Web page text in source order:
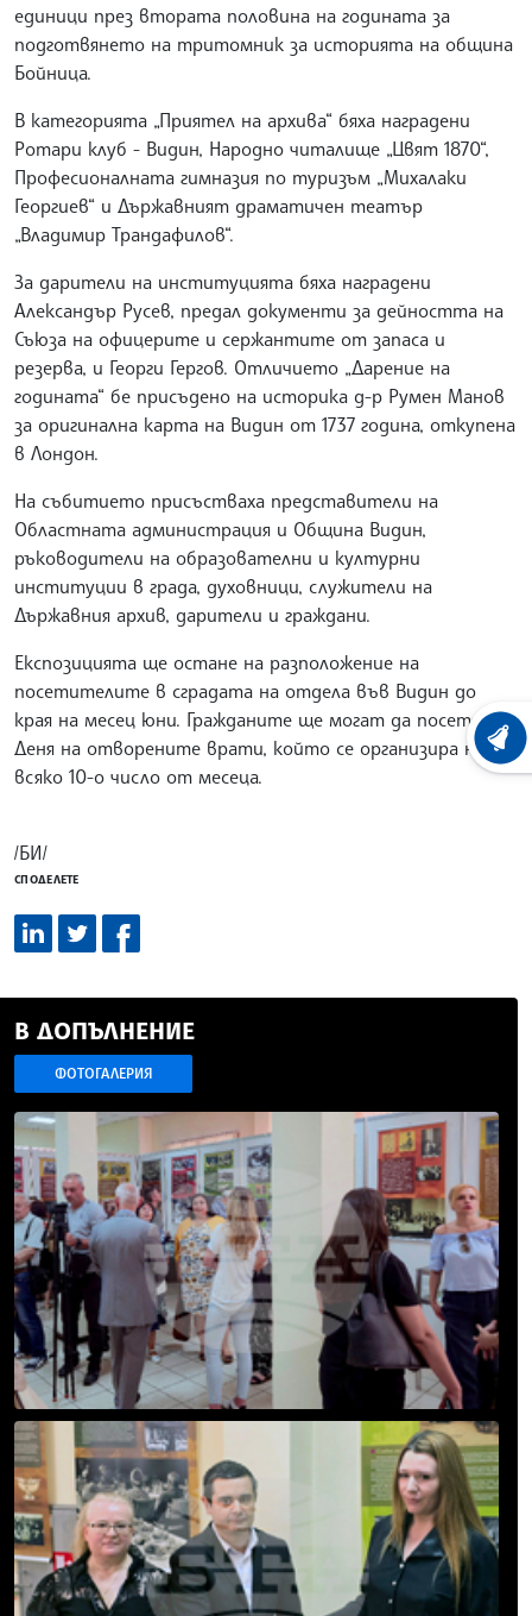
единици през втората половина на годината за
подготвянето на тритомник за историята на община
Бойница.
В категорията „Приятел на архива“ бяха наградени
Ротари клуб - Видин, Народно читалище „Цвят 1870“,
Професионалната гимназия по туризъм „Михалаки
Георгиев“ и Държавният драматичен театър
„Владимир Трандафилов“.
За дарители на институцията бяха наградени
Александър Русев, предал документи за дейността на
Съюза на офицерите и сержантите от запаса и
резерва, и Георги Гергов. Отличието „Дарение на
годината“ бе присъдено на историка д-р Румен Манов
за оригинална карта на Видин от 1737 година, откупена
в Лондон.
На събитието присъстваха представители на
Областната администрация и Община Видин,
ръководители на образователни и културни
институции в града, духовници, служители на
Държавния архив, дарители и граждани.
Експозицията ще остане на разположение на
посетителите в сградата на отдела във Видин до
края на месец юни. Гражданите ще могат да посетят и
Деня на отворените врати, който се организира на
всяко 10-о число от месеца.
/БИ/
СПОДЕЛЕТЕ
В ДОПЪЛНЕНИЕ
ФОТОГАЛЕРИЯ